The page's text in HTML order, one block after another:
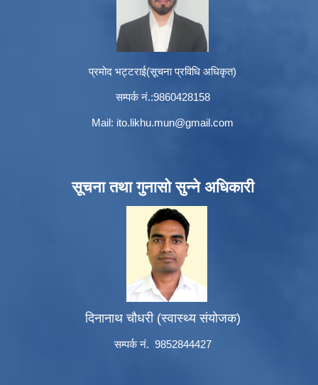
प्रमोद भट्टराई(सूचना प्रविधि अधिकृत)
सम्पर्क नं.:9860428158
Mail: ito.likhu.mun@gmail.com
सूचना तथा गुनासो सुन्ने अधिकारी
दिनानाथ चौधरी (स्वास्थ्य संयोजक)
सम्पर्क नं. 9852844427